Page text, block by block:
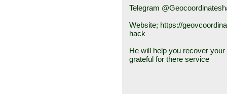
Telegram
Website; https://
hack
He will help you recover
grateful for there service